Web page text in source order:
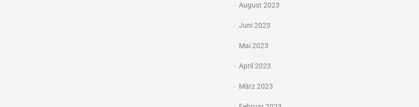
August 2023
Juni 2023
Mai 2023
April 2023
März 2023